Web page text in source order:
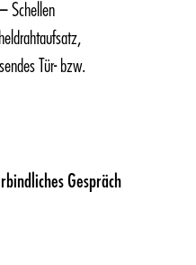
Schellen
Tür- bzw.
Gespräch